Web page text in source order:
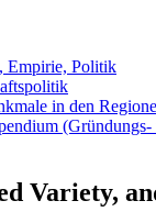
Empirie, Politik
in den
(Gründungs-
Variety,